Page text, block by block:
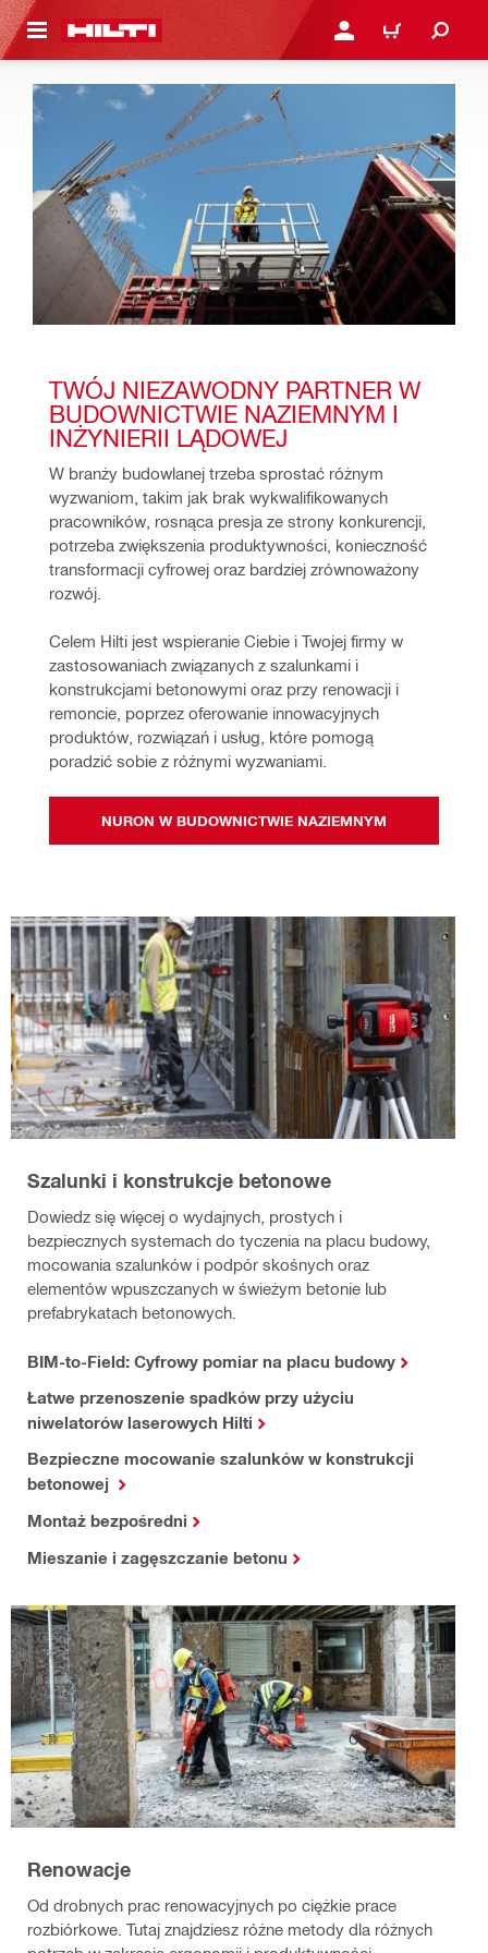
GŁÓWNEJ ZALOGUJ SIĘ LUB
KOSZYK
TWÓJ NIEZAWODNY PARTNER W
BUDOWNICTWIE NAZIEMNYM I
INŻYNIERII LĄDOWEJ
W branży budowlanej trzeba sprostać różnym
wyzwaniom, takim jak brak wykwalifikowanych
pracowników, rosnąca presja ze strony konkurencji,
potrzeba zwiększenia produktywności, konieczność
transformacji cyfrowej oraz bardziej zrównoważony
rozwój.
Celem Hilti jest wspieranie Ciebie i Twojej firmy w
zastosowaniach związanych z szalunkami i
konstrukcjami betonowymi oraz przy renowacji i
remoncie, poprzez oferowanie innowacyjnych
produktów, rozwiązań i usług, które pomogą
poradzić sobie z różnymi wyzwaniami.
NURON W BUDOWNICTWIE NAZIEMNYM
Szalunki i konstrukcje betonowe
Dowiedz się więcej o wydajnych, prostych i
bezpiecznych systemach do tyczenia na placu budowy,
mocowania szalunków i podpór skośnych oraz
elementów wpuszczanych w świeżym betonie lub
prefabrykatach betonowych.
BIM-to-Field: Cyfrowy pomiar na placu budowy
Łatwe przenoszenie spadków przy użyciu
niwelatorów laserowych Hilti
Bezpieczne mocowanie szalunków w konstrukcji
betonowej
Montaż bezpośredni
Mieszanie i zagęszczanie betonu
Renowacje
Od drobnych prac renowacyjnych po ciężkie prace
rozbiórkowe. Tutaj znajdziesz różne metody dla różnych